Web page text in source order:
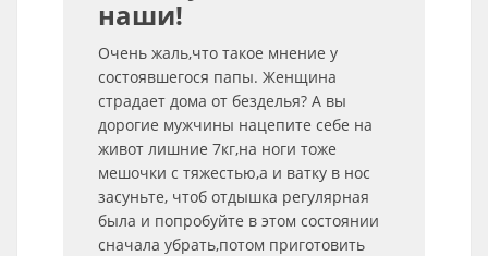
наши!
Очень жаль,что такое мнение у
состоявшегося папы. Женщина
страдает дома от безделья? А вы
дорогие мужчины нацепите себе на
живот лишние 7кг,на ноги тоже
мешочки с тяжестью,а и ватку в нос
засуньте, чтоб отдышка регулярная
была и попробуйте в этом состоянии
сначала убрать,потом приготовить